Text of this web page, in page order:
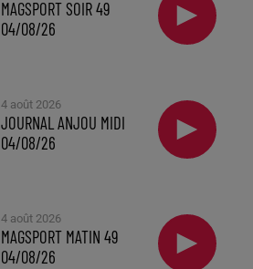
MAGSPORT SOIR 49
04/08/26
4 août 2026
JOURNAL ANJOU MIDI
04/08/26
4 août 2026
MAGSPORT MATIN 49
04/08/26